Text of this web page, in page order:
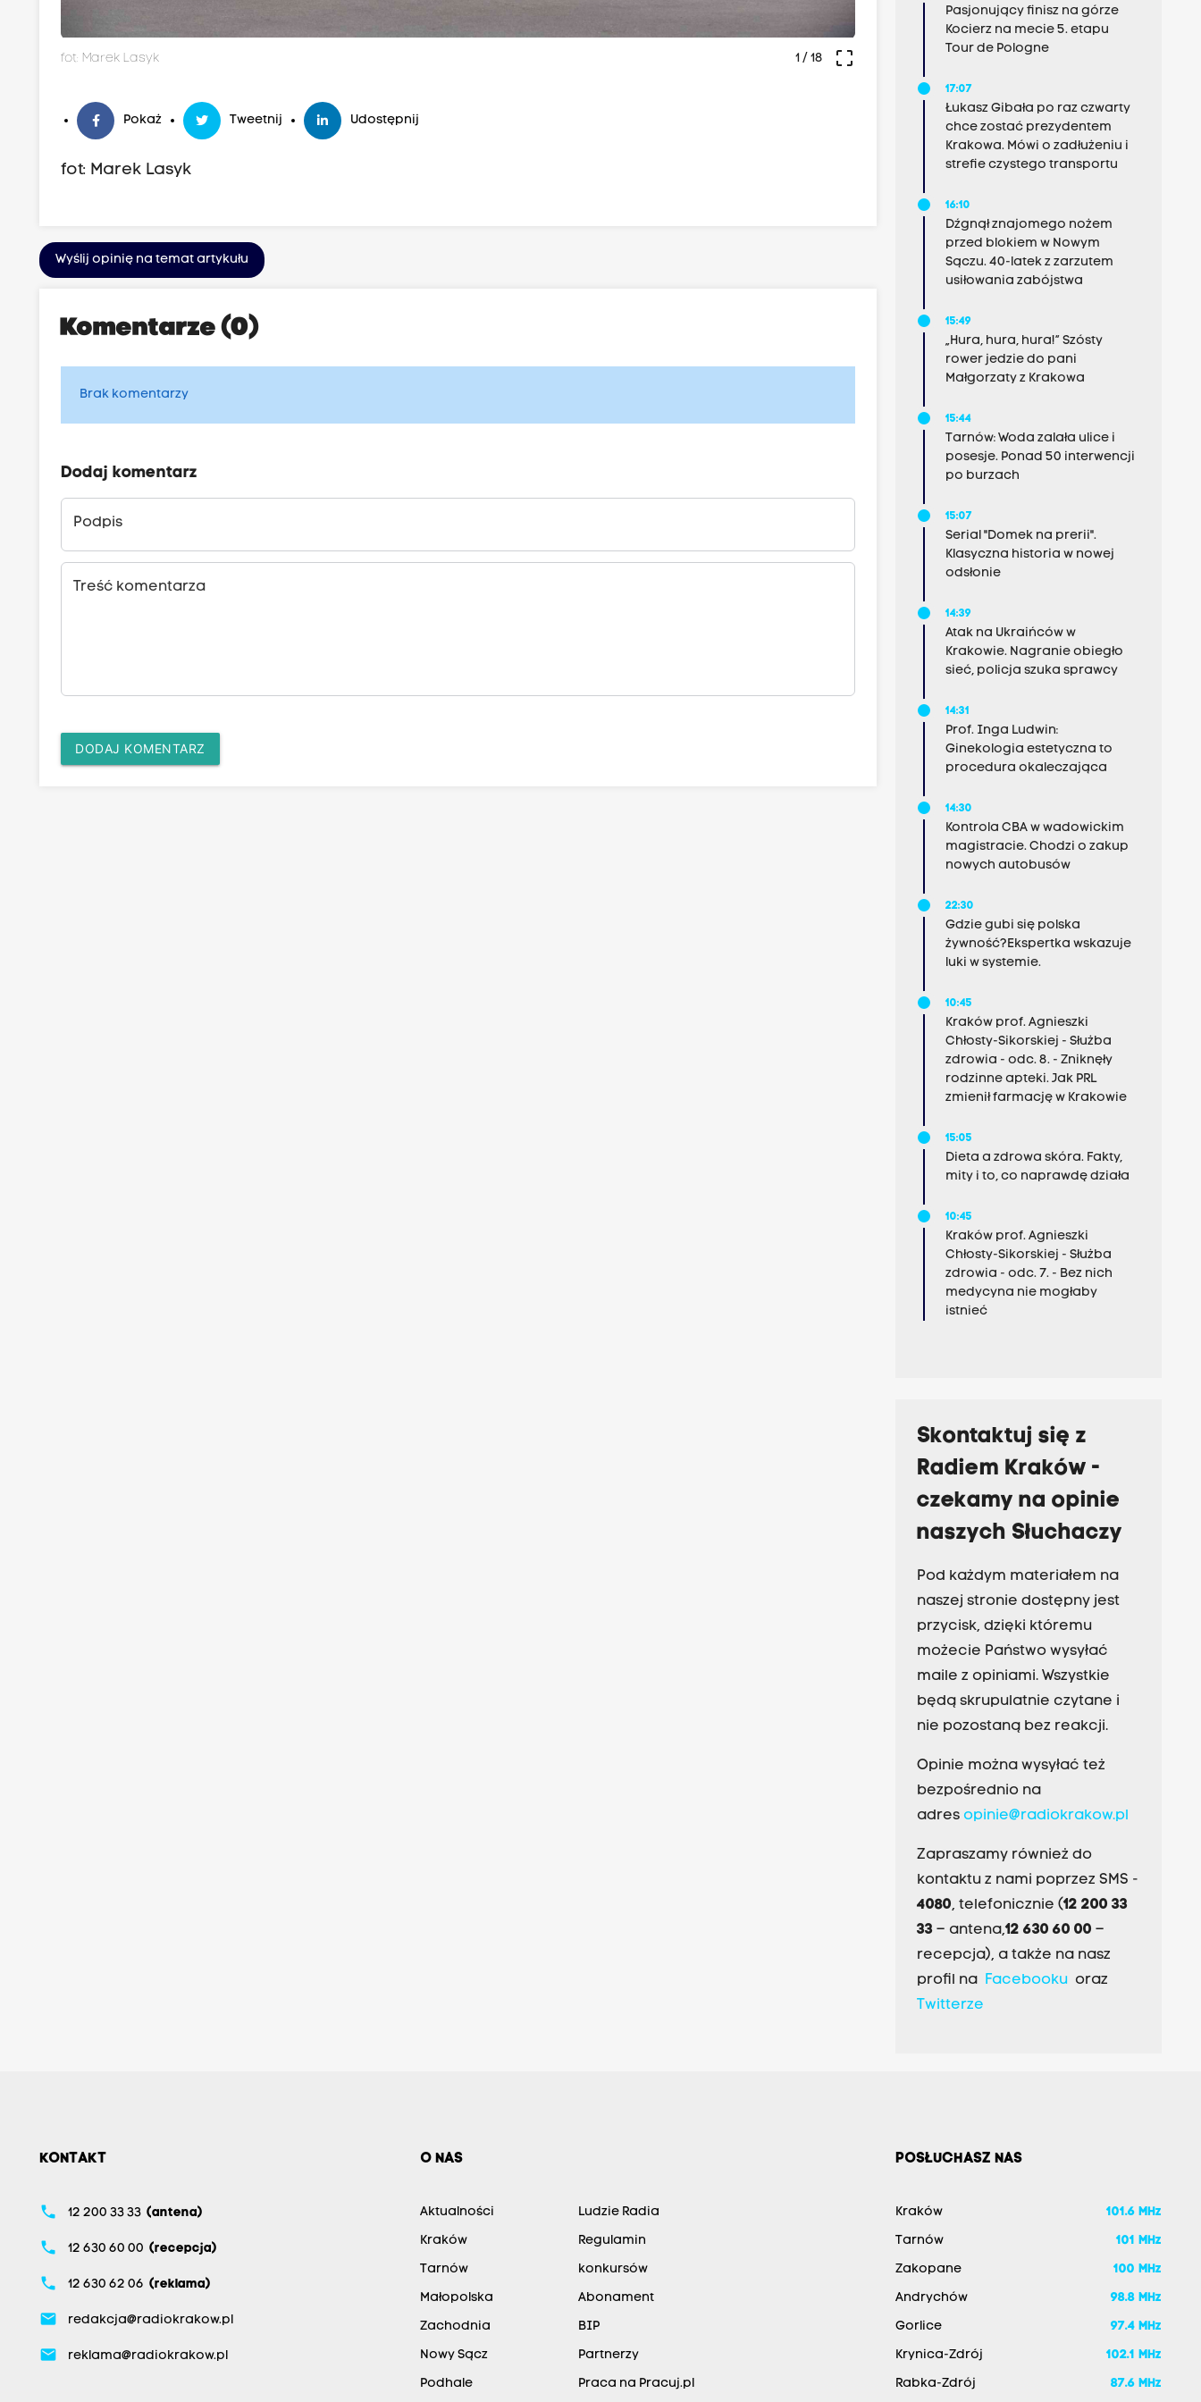
fot: Marek Lasyk crop_free
1/ 18
Pokaż Tweetnij Udostępnij
fot: Marek Lasyk
Wyślij opinię na temat artykułu
Komentarze (0)
Brak komentarzy
Dodaj komentarz
Podpis
Treść komentarza
DODAJ KOMENTARZ
Pasjonujący finisz na górze
Kocierz na mecie 5. etapu
Tour de Pologne
17:07
Łukasz Gibała po raz czwarty
chce zostać prezydentem
Krakowa. Mówi o zadłużeniu i
strefie czystego transportu
16:10
Dźgnął znajomego nożem
przed blokiem w Nowym
Sączu. 40-latek z zarzutem
usiłowania zabójstwa
15:49
„Hura, hura, hura!” Szósty
rower jedzie do pani
Małgorzaty z Krakowa
15:44
Tarnów: Woda zalała ulice i
posesje. Ponad 50 interwencji
po burzach
15:07
Serial "Domek na prerii".
Klasyczna historia w nowej
odsłonie
14:39
Atak na Ukraińców w
Krakowie. Nagranie obiegło
sieć, policja szuka sprawcy
14:31
Prof. Inga Ludwin:
Ginekologia estetyczna to
procedura okaleczająca
14:30
Kontrola CBA w wadowickim
magistracie. Chodzi o zakup
nowych autobusów
22:30
Gdzie gubi się polska
żywność?Ekspertka wskazuje
luki w systemie.
10:45
Kraków prof. Agnieszki
Chłosty-Sikorskiej - Służba
zdrowia - odc. 8. - Zniknęły
rodzinne apteki. Jak PRL
zmienił farmację w Krakowie
15:05
Dieta a zdrowa skóra. Fakty,
mity i to, co naprawdę działa
10:45
Kraków prof. Agnieszki
Chłosty-Sikorskiej - Służba
zdrowia - odc. 7. - Bez nich
medycyna nie mogłaby
istnieć
Skontaktuj się z
Radiem Kraków -
czekamy na opinie
naszych Słuchaczy
Pod każdym materiałem na
naszej stronie dostępny jest
przycisk, dzięki któremu
możecie Państwo wysyłać
maile z opiniami. Wszystkie
będą skrupulatnie czytane i
nie pozostaną bez reakcji.
Opinie można wysyłać też
bezpośrednio na
adres opinie@radiokrakow.pl
Zapraszamy również do
kontaktu z nami poprzez SMS -
4080, telefonicznie (12 200 33
33– antena,12 630 60 00 –
recepcja), a także na nasz
profil na Facebookuoraz
Twitterze
KONTAKT
phone 12 200 33 33 (antena)
phone 12 630 60 00 (recepcja)
phone 12 630 62 06 (reklama)
email redakcja@radiokrakow.pl
email reklama@radiokrakow.pl
O NAS
Aktualności
Kraków
Tarnów
Małopolska
Zachodnia
Nowy Sącz
Podhale
Ludzie Radia
Regulamin
konkursów
Abonament
BIP
Partnerzy
Praca na Pracuj.pl
POSŁUCHASZ NAS
Kraków 101.6 MHz
Tarnów 101 MHz
Zakopane 100 MHz
Andrychów 98.8 MHz
Gorlice 97.4 MHz
Krynica-Zdrój 102.1 MHz
Rabka-Zdrój 87.6 MHz